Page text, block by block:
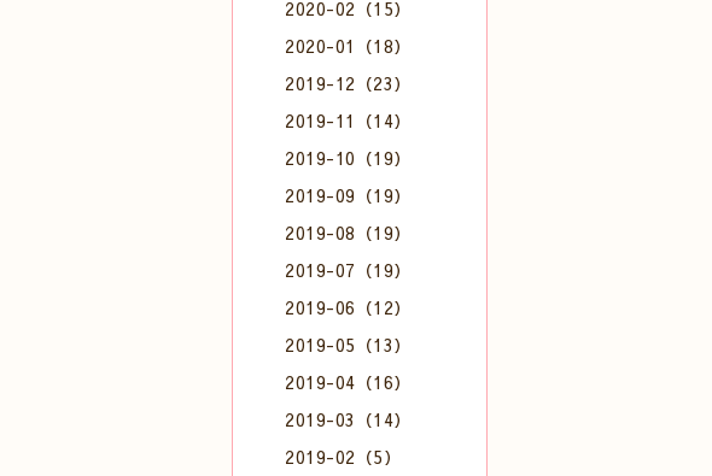
2020-02（15）
2020-01（18）
2019-12（23）
2019-11（14）
2019-10（19）
2019-09（19）
2019-08（19）
2019-07（19）
2019-06（12）
2019-05（13）
2019-04（16）
2019-03（14）
2019-02（5）